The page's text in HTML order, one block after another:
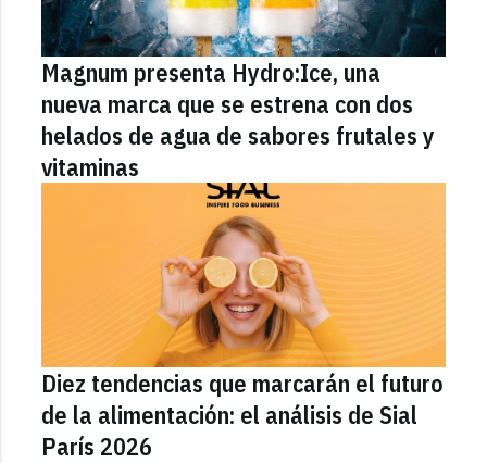
Magnum presenta Hydro:Ice, una
nueva marca que se estrena con dos
helados de agua de sabores frutales y
vitaminas
Diez tendencias que marcarán el futuro
de la alimentación: el análisis de Sial
París 2026